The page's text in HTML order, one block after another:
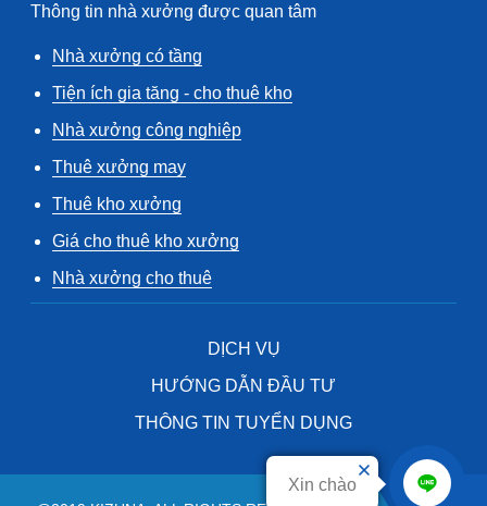
Xin chào
Thông tin nhà xưởng được quan tâm
Nhà xưởng có tầng
Tiện ích gia tăng - cho thuê kho
Nhà xưởng công nghiệp
Thuê xưởng may
Thuê kho xưởng
Giá cho thuê kho xưởng
Nhà xưởng cho thuê
DỊCH VỤ
HƯỚNG DẪN ĐẦU TƯ
THÔNG TIN TUYỂN DỤNG